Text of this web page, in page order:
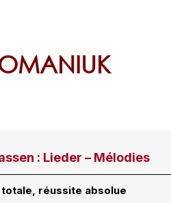
: Lieder – Mélodies
réussite absolue